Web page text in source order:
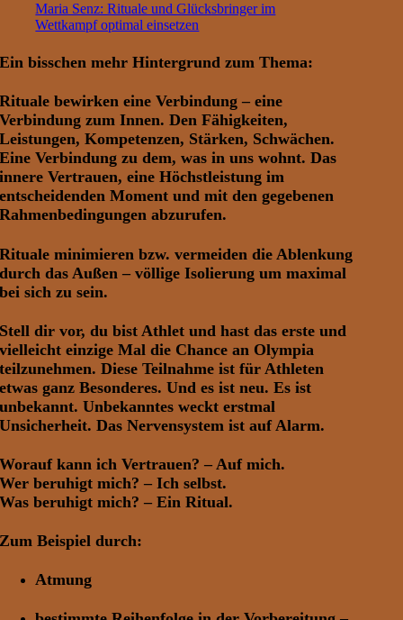
Maria Senz: Rituale und Glücksbringer im
Wettkampf optimal einsetzen
Ein bisschen mehr Hintergrund zum Thema:
Rituale bewirken eineVerbindung – eine
Verbindung zum Innen. Den Fähigkeiten,
Leistungen, Kompetenzen, Stärken, Schwächen.
Eine Verbindung zu dem, was in uns wohnt. Das
innereVertrauen, eine Höchstleistung im
entscheidenden Moment und mit den gegebenen
Rahmenbedingungen abzurufen.
Rituale minimieren bzw. vermeiden die Ablenkung
durch das Außen – völlige Isolierung um maximal
bei sich zu sein.
Stell dir vor, du bist Athlet und hast das erste und
vielleicht einzige Mal die Chance an Olympia
teilzunehmen. Diese Teilnahme ist für Athleten
etwas ganz Besonderes. Und es ist neu. Es ist
unbekannt. Unbekanntes weckt erstmal
Unsicherheit. Das Nervensystem ist auf Alarm.
Worauf kann ich Vertrauen? – Auf mich.
Wer beruhigt mich? – Ich selbst.
Was beruhigt mich? – Ein Ritual.
Zum Beispiel durch:
Atmung